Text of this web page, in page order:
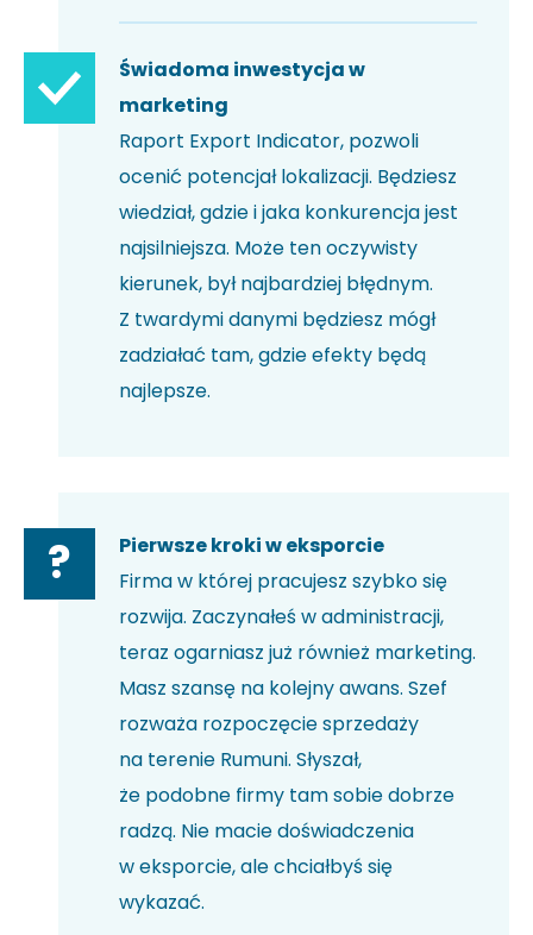
Świadoma inwestycja w
marketing
Raport Export Indicator, pozwoli
ocenić potencjał lokalizacji. Będziesz
wiedział, gdzie i jaka konkurencja jest
najsilniejsza. Może ten oczywisty
kierunek, był najbardziej błędnym.
Z twardymi danymi będziesz mógł
zadziałać tam, gdzie efekty będą
najlepsze.
?
Pierwsze kroki w eksporcie
Firma w której pracujesz szybko się
rozwija. Zaczynałeś w administracji,
teraz ogarniasz już również marketing.
Masz szansę na kolejny awans. Szef
rozważa rozpoczęcie sprzedaży
na terenie Rumuni. Słyszał,
że podobne firmy tam sobie dobrze
radzą. Nie macie doświadczenia
w eksporcie, ale chciałbyś się
wykazać.